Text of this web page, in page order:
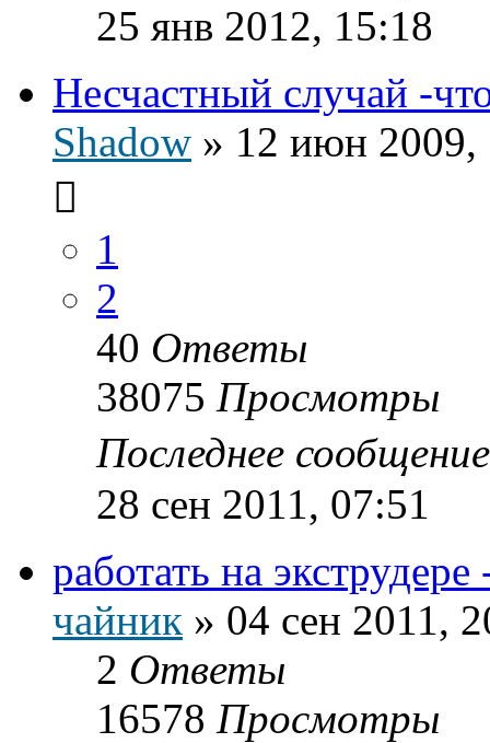
25 янв 2012, 15:18
Несчастный случай -
Shadow » 12 июн 2009,
1
2
40 Ответы
38075 Просмотры
Последнее
28 сен 2011, 07:51
работать на
чайник » 04 сен 2011,
2 Ответы
16578 Просмотры